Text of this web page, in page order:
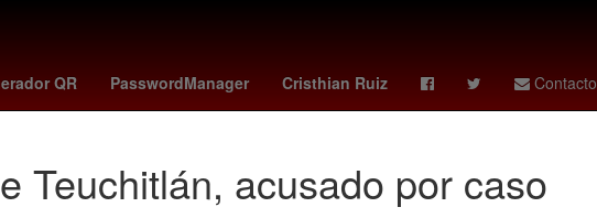
QR PasswordManager Cristhian Ruiz Contacto
Incendio Senador deportivo - sporting gijón haaland
Teuchitlán, acusado por caso